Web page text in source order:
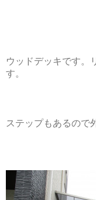
ウッドデッキです。
す。
ステップもあるので